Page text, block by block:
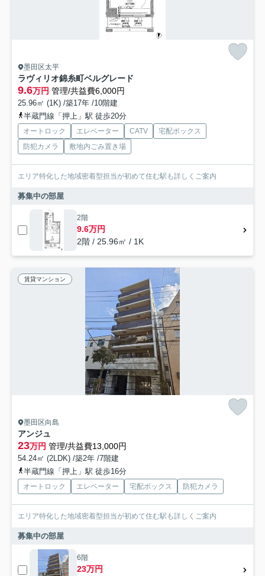
墨田区太平
ラヴィリオ錦糸町ベルグレード
9.6万円 管理/共益費6,000円
25.96㎡ (1K) /築17年 /10階建
半蔵門線「押上」駅 徒歩20分
オートロック エレベーター CATV
宅配ボックス
防犯カメラ
敷地内ごみ置き場
エリア特化した地域密着型担当が初めて住む駅も詳しくご案内
募集中の部屋
2階
9.6万円
2階 / 25.96㎡ / 1K
賃貸マンション
墨田区向島
アンジュ
23万円 管理/共益費13,000円
54.24㎡ (2LDK) /築2年 /7階建
半蔵門線「押上」駅 徒歩16分
オートロック エレベーター 宅配ボックス 防犯カメラ
エリア特化した地域密着型担当が初めて住む駅も詳しくご案内
募集中の部屋
6階
23万円